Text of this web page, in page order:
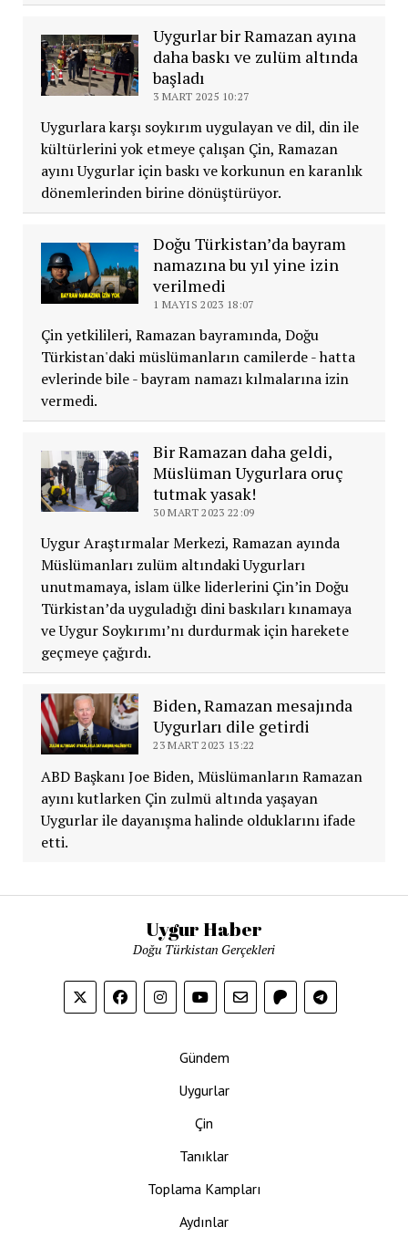
Uygurlar bir Ramazan ayına
daha baskı ve zulüm altında
başladı
3 MART 2025 10:27
Uygurlara karşı soykırım uygulayan ve dil, din ile
kültürlerini yok etmeye çalışan Çin, Ramazan
ayını Uygurlar için baskı ve korkunun en karanlık
dönemlerinden birine dönüştürüyor.
Doğu Türkistan’da bayram
namazına bu yıl yine izin
verilmedi
1 MAYIS 2023 18:07
Çin yetkilileri, Ramazan bayramında, Doğu
Türkistan'daki müslümanların camilerde - hatta
evlerinde bile - bayram namazı kılmalarına izin
vermedi.
Bir Ramazan daha geldi,
Müslüman Uygurlara oruç
tutmak yasak!
30 MART 2023 22:09
Uygur Araştırmalar Merkezi, Ramazan ayında
Müslümanları zulüm altındaki Uygurları
unutmamaya, islam ülke liderlerini Çin’in Doğu
Türkistan’da uyguladığı dini baskıları kınamaya
ve Uygur Soykırımı’nı durdurmak için harekete
geçmeye çağırdı.
Biden, Ramazan mesajında
Uygurları dile getirdi
23 MART 2023 13:22
ABD Başkanı Joe Biden, Müslümanların Ramazan
ayını kutlarken Çin zulmü altında yaşayan
Uygurlar ile dayanışma halinde olduklarını ifade
etti.
Uygur Haber
Doğu Türkistan Gerçekleri
Gündem
Uygurlar
Çin
Tanıklar
Toplama Kampları
Aydınlar